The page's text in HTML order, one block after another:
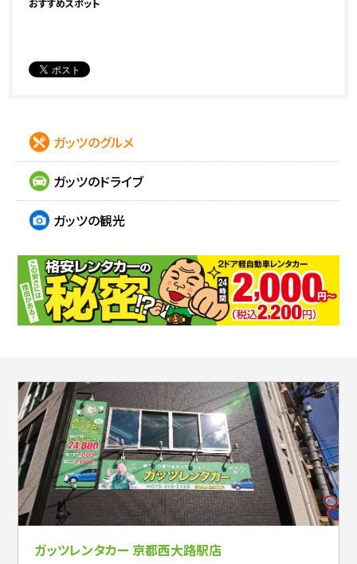
おすすめスポット
ガッツのグルメ
ガッツのドライブ
ガッツの観光
ガッツレンタカー 京都西大路駅店